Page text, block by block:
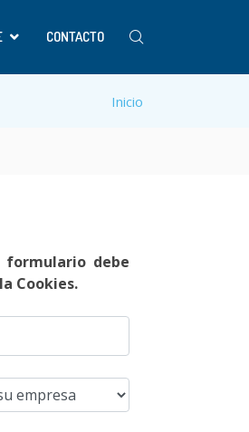
CONTACTO
Inicio
debe
Cookies.